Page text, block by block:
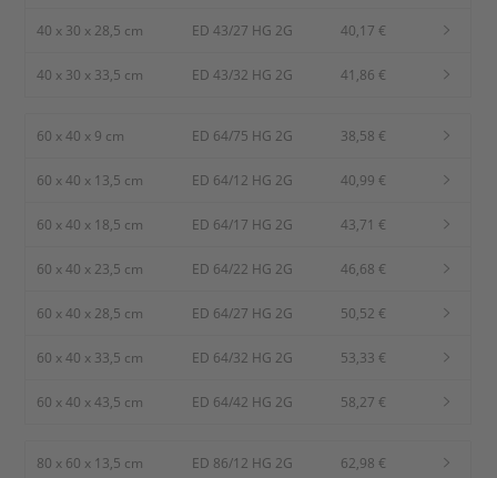
40 x 30 x 28,5 cm ED 43/27 HG 2G 40,17 €
40 x 30 x 33,5 cm ED 43/32 HG 2G 41,86 €
60 x 40 x 9 cm ED 64/75 HG 2G 38,58 €
60 x 40 x 13,5 cm ED 64/12 HG 2G 40,99 €
60 x 40 x 18,5 cm ED 64/17 HG 2G 43,71 €
60 x 40 x 23,5 cm ED 64/22 HG 2G 46,68 €
60 x 40 x 28,5 cm ED 64/27 HG 2G 50,52 €
60 x 40 x 33,5 cm ED 64/32 HG 2G 53,33 €
60 x 40 x 43,5 cm ED 64/42 HG 2G 58,27 €
80 x 60 x 13,5 cm ED 86/12 HG 2G 62,98 €